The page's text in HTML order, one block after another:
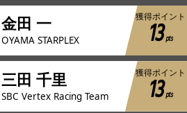
金田 一
OYAMA STARPLEX
獲得ポイント
13pts
三田 千里
SBC Vertex Racing Team
獲得ポイント
13pts